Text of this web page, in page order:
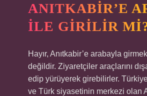
ANITKABIR’E
ILE GIRILIR
Hayır, Anıtkabir’e arabayla
değildir. Ziyaretçiler araçlarını
edip yürüyerek girebilirler.
ve Türk siyasetinin merkezi olan